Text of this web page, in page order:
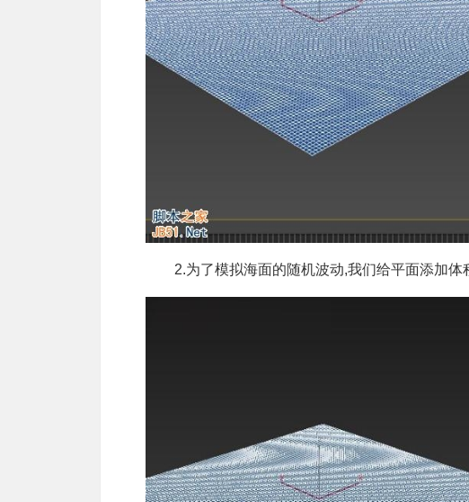
2.为了模拟海面的随机波动,我们给平面添加体